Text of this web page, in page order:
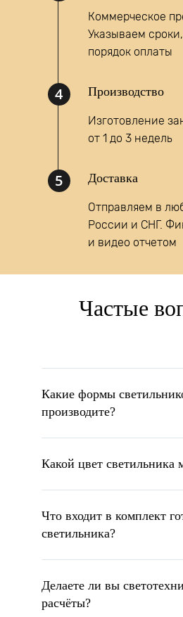
Коммерческое
Указываем
порядок оплаты
4 Производство
Изготовление
от 1 до 3 недель
5 Доставка
Отправляем в
России и СНГ.
и видео отчетом
Частые
Какие формы
производите?
Какой цвет светильника
Что входит в комплект
светильника?
Делаете ли вы
расчёты?